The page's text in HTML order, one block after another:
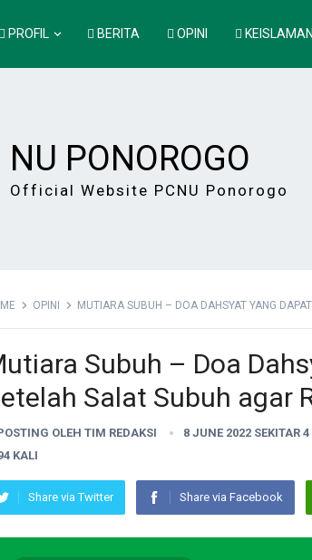
PROFIL BERITA OPINI KEISLAMAN
NU PONOROGO
Official Website PCNU Ponorogo
OPINI MUTIARA SUBUH – DOA DAHSYAT YANG
Subuh – Doa
Salat Subuh agar
OLEH TIM REDAKSI 8 JUNE 2022 SEKITAR
KALI
Share via Twitter Share via Facebook